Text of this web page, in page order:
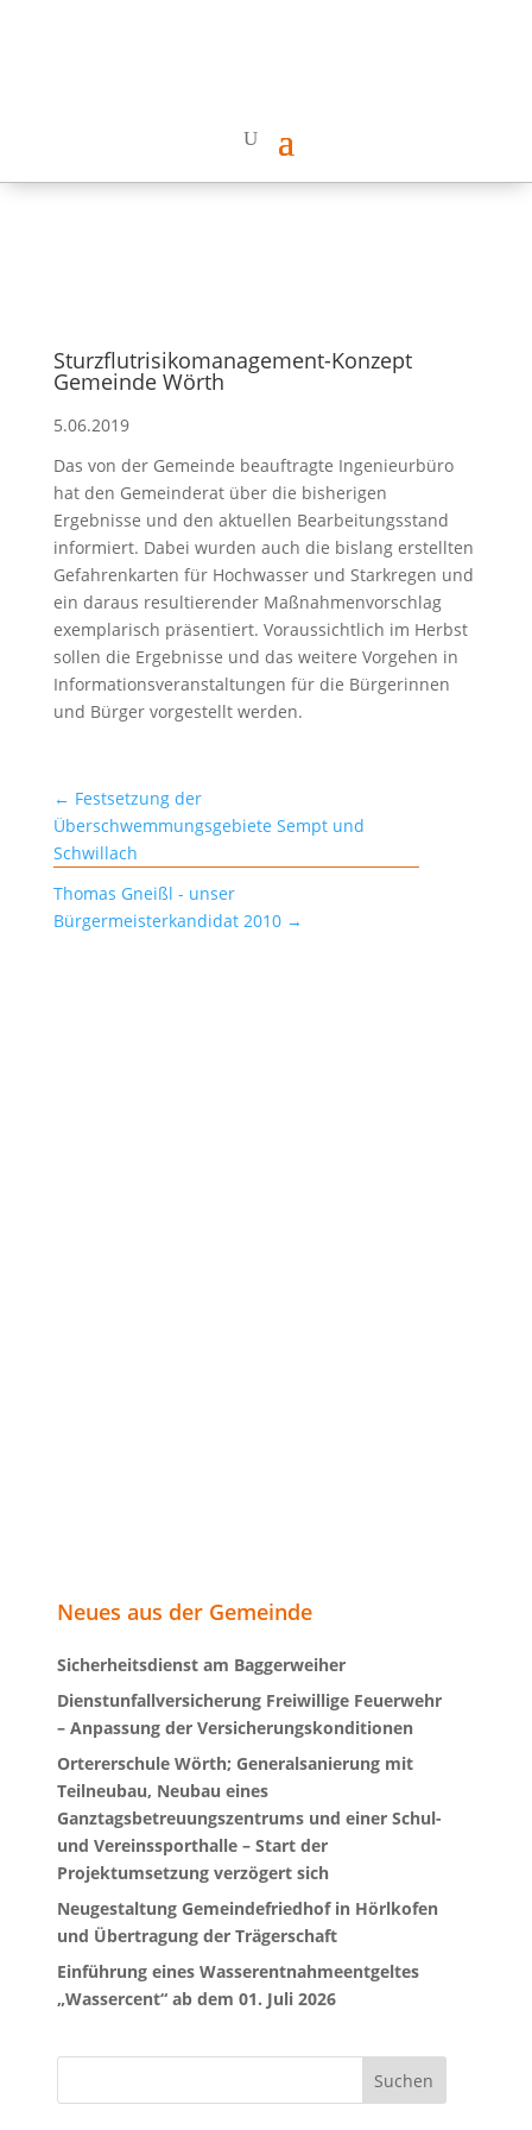
Sturzflutrisikomanagement-Konzept
Gemeinde Wörth
5.06.2019
Das von der Gemeinde beauftragte Ingenieurbüro
hat den Gemeinderat über die bisherigen
Ergebnisse und den aktuellen Bearbeitungsstand
informiert. Dabei wurden auch die bislang erstellten
Gefahrenkarten für Hochwasser und Starkregen und
ein daraus resultierender Maßnahmenvorschlag
exemplarisch präsentiert. Voraussichtlich im Herbst
sollen die Ergebnisse und das weitere Vorgehen in
Informationsveranstaltungen für die Bürgerinnen
und Bürger vorgestellt werden.
← Festsetzung der
Überschwemmungsgebiete Sempt und
Schwillach
Thomas Gneißl - unser
Bürgermeisterkandidat 2010→
Neues aus der Gemeinde
Sicherheitsdienst am Baggerweiher
Dienstunfallversicherung Freiwillige Feuerwehr
– Anpassung der Versicherungskonditionen
Ortererschule Wörth; Generalsanierung mit
Teilneubau, Neubau eines
Ganztagsbetreuungszentrums und einer Schul-
und Vereinssporthalle – Start der
Projektumsetzung verzögert sich
Neugestaltung Gemeindefriedhof in Hörlkofen
und Übertragung der Trägerschaft
Einführung eines Wasserentnahmeentgeltes
„Wassercent“ ab dem 01. Juli 2026